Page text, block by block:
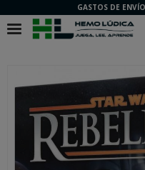
GASTOS DE